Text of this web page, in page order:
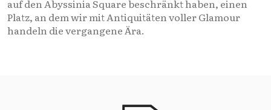
auf den Abyssinia Square beschränkt haben, einen
Platz, an dem wir mit Antiquitäten voller Glamour
handeln die vergangene Ära.